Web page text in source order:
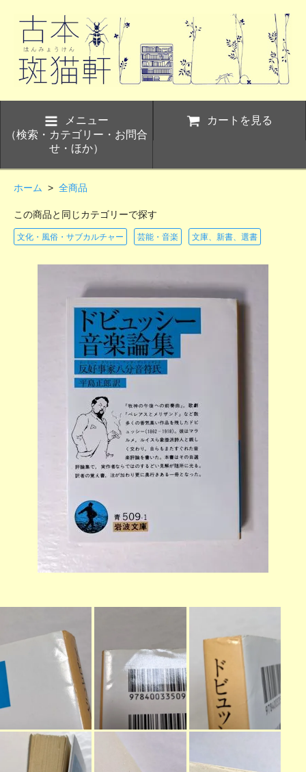
メニュー
（検索・カテゴリー・お問合
せ・ほか）
カートを見る
ホーム > 全商品
この商品と同じカテゴリーで探す
文化・風俗・サブカルチャー 芸能・音楽 文庫、新書、選書